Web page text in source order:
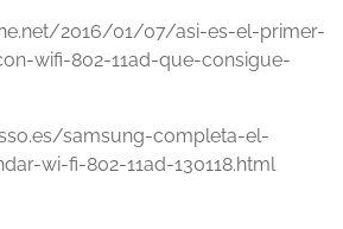
2016/01/07/asi-es-el-primer-
wifi-802-11ad-que-consigue-
samsung-completa-el-
wi-fi-802-11ad-130118.html